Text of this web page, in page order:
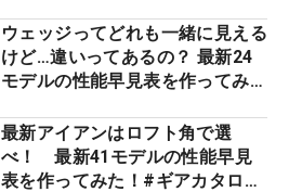
ウェッジってどれも一緒に見える
けど…違いってあるの？ 最新24
モデルの性能早見表を作ってみ
最新アイアンはロフト角で選
べ！ 最新41モデルの性能早見
表を作ってみた！#ギアカタログ